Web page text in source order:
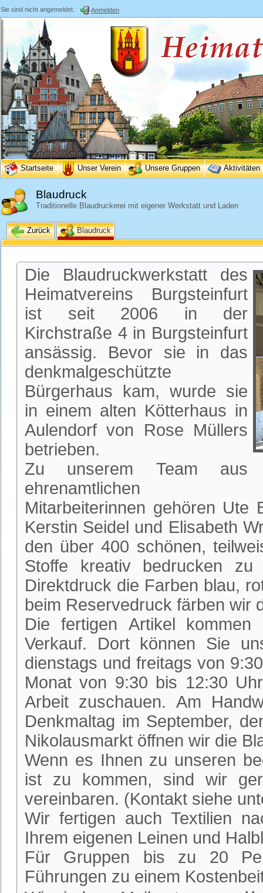
Sie sind nicht angemeldet. Anmelden
Startseite Unser Verein Unsere Gruppen Aktivitäten
Blaudruck
Traditionelle Blaudruckerei mit eigener Werkstatt und Laden
Zurück Blaudruck
Die Blaudruckwerkstatt des
Heimatvereins Burgsteinfurt
ist seit 2006 in der
Kirchstraße 4 in Burgsteinfurt
ansässig. Bevor sie in das
denkmalgeschützte
Bürgerhaus kam, wurde sie
in einem alten Kötterhaus in
Aulendorf von Rose Müllers
betrieben.
Zu unserem Team aus
ehrenamtlichen
Mitarbeiterinnen gehören Ute
Kerstin Seidel und Elisabeth
den über 400 schönen,
Stoffe kreativ bedrucken
Direktdruck die Farben blau,
beim Reservedruck färben wir
Die fertigen Artikel
Verkauf. Dort können Sie
dienstags und freitags von
Monat von 9:30 bis 12:30
Arbeit zuschauen. Am
Denkmaltag im September,
Nikolausmarkt öffnen wir die
Wenn es Ihnen zu unseren
ist zu kommen, sind wir
vereinbaren. (Kontakt siehe
Wir fertigen auch Textilien
Ihrem eigenen Leinen und
Für Gruppen bis zu 20
Führungen zu einem